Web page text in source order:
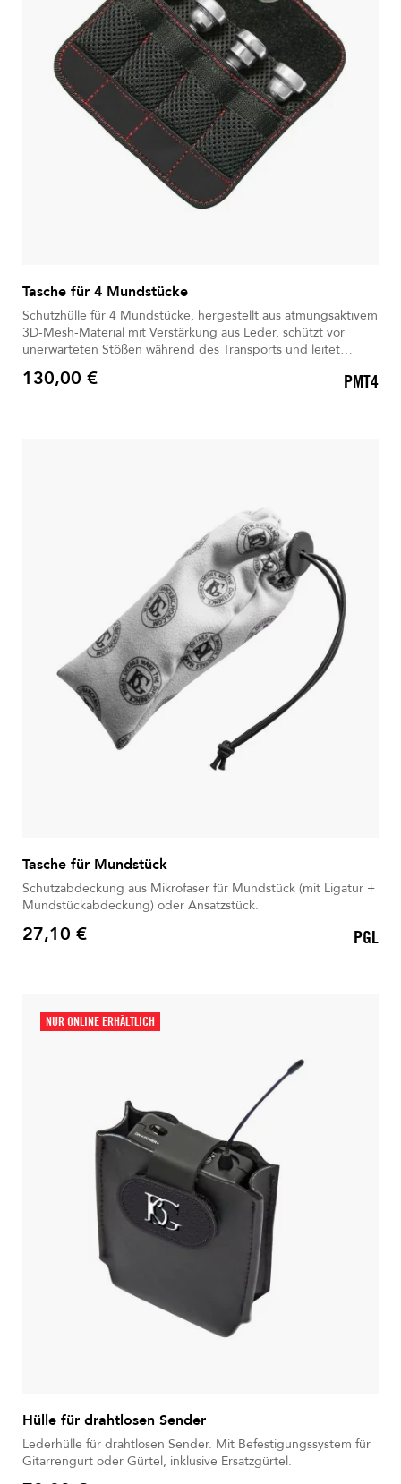
Tasche für 4 Mundstücke
Schutzhülle für 4 Mundstücke, hergestellt aus atmungsaktivem
3D-Mesh-Material mit Verstärkung aus Leder, schützt vor
unerwarteten Stößen während des Transports und leitet
Preis
130,00 € PMT4
Tasche für Mundstück
Schutzabdeckung aus Mikrofaser für Mundstück (mit Ligatur +
Mundstückabdeckung) oder Ansatzstück.
Preis
27,10 € PGL
NUR ONLINE ERHÄLTLICH
Hülle für drahtlosen Sender
Lederhülle für drahtlosen Sender. Mit Befestigungssystem für
Gitarrengurt oder Gürtel, inklusive Ersatzgürtel.